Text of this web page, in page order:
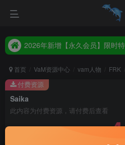
首页 VaM资源中心 vam人物 FRK
Saika
此内容为付费资源，请付费后查看
4
付费资源